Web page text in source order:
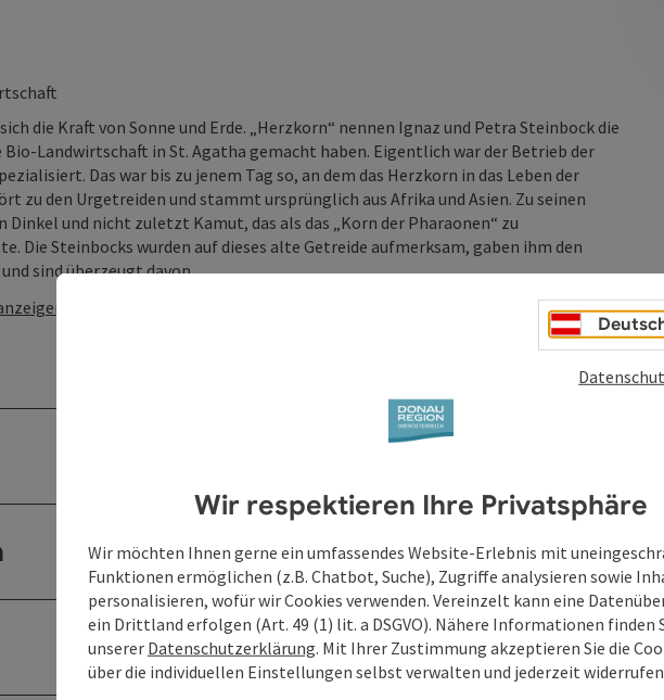
die Kraft von Sonne und Erde. „Herzkorn“ nennen Ignaz und Petra Steinbock die
Bio-Landwirtschaft in St. Agatha gemacht haben. Eigentlich war der Betrieb der
Das war bis zu jenem Tag so, an dem das Herzkorn in das Leben der
zu den Urgetreiden und stammt ursprünglich aus Afrika und Asien. Zu seinen
Dinkel und nicht zuletzt Kamut, das als das „Korn der Pharaonen“ zu
Die Steinbocks wurden auf dieses alte Getreide aufmerksam, gaben ihm den
sind überzeugt davon, ...
Wir respektieren Ihre Privatsphäre
Wir möchten Ihnen gerne ein umfassendes Website-Erlebnis mit
Funktionen ermöglichen (z.B. Chatbot, Suche), Zugriffe analysieren sowie
personalisieren, wofür wir Cookies verwenden. Vereinzelt kann eine
ein Drittland erfolgen (Art. 49 (1) lit. a DSGVO). Nähere Informationen finden
unserer Datenschutzerklärung. Mit Ihrer Zustimmung akzeptieren Sie die
über die individuellen Einstellungen selbst verwalten und jederzeit